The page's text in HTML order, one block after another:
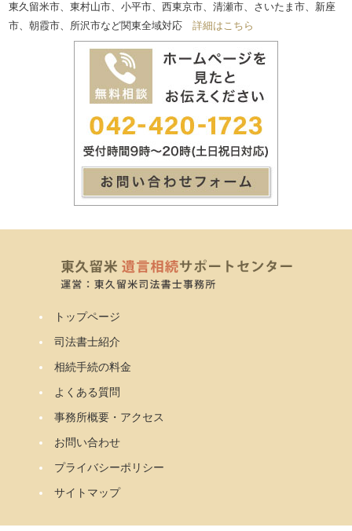
東久留米市、東村山市、小平市、西東京市、清瀬市、さいたま市、新座
市、朝霞市、所沢市など関東全域対応詳細はこちら
トップページ
司法書士紹介
相続手続の料金
よくある質問
事務所概要・アクセス
お問い合わせ
プライバシーポリシー
サイトマップ